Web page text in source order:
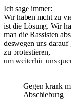
Ich sage immer:
Wir haben nicht zu
ist die Lösung. Wir
man die Rassisten
deswegen uns
zu protestieren,
um weiterhin uns
Gegen krank
Abschiebung